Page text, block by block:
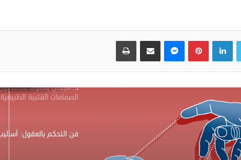
لينكدإن بينتيريست
د. مجدي يعقوب يُحدث
الصمامات القلبية
فن التحكم بالعقول: